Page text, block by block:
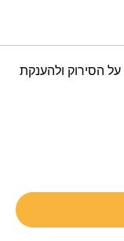
הסירוק ולהענקת